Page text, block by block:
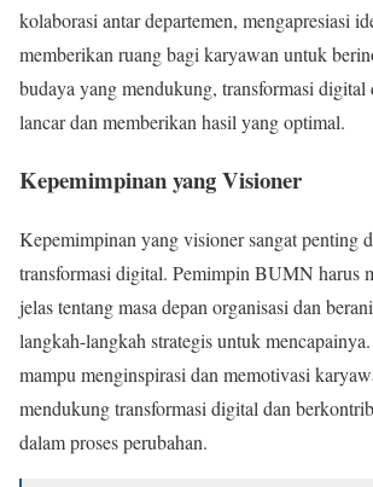
kolaborasi antar departemen, mengapresiasi
memberikan ruang bagi karyawan untuk
budaya yang mendukung, transformasi digital
lancar dan memberikan hasil yang optimal.
Kepemimpinan yang Visioner
Kepemimpinan yang visioner sangat penting
transformasi digital. Pemimpin BUMN harus
jelas tentang masa depan organisasi dan
langkah-langkah strategis untuk
mampu menginspirasi dan memotivasi
mendukung transformasi digital dan
dalam proses perubahan.